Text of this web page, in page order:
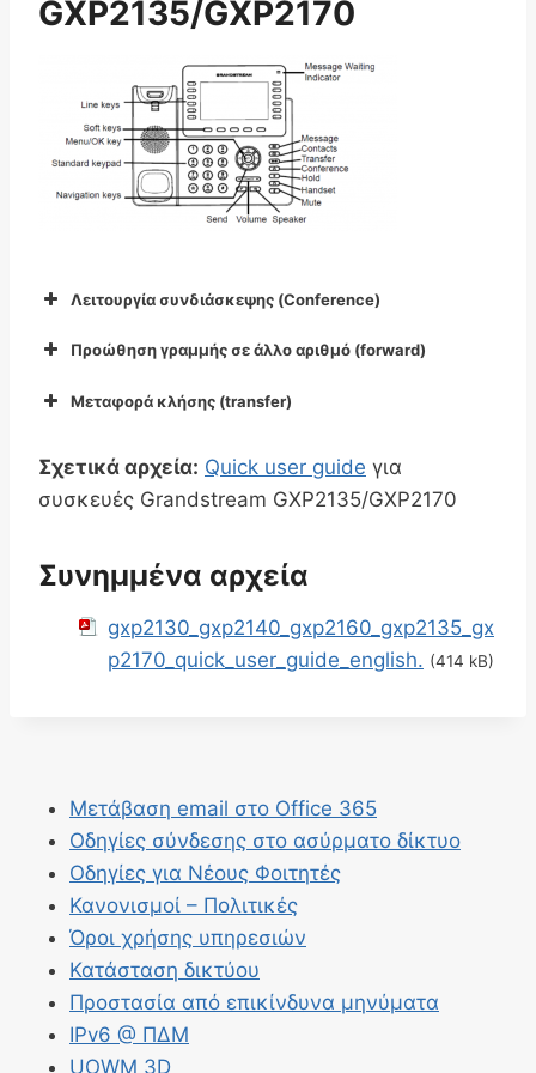
9050
9051
9060
9061
9022
9060
9061
GXP2135/GXP2170
Λειτουργία συνδιάσκεψης (Conference)
Confrn
Endcall
Προώθηση γραμμής σε άλλο αριθμό (forward)
Μεταφορά κλήσης (transfer)
Σχετικά αρχεία: Quick user guide για
συσκευές Grandstream GXP2135/GXP2170
Συνημμένα αρχεία
gxp2130_gxp2140_gxp2160_gxp2135_gx
p2170_quick_user_guide_english. (414 kB)
Μετάβαση email στο Office 365
Οδηγίες σύνδεσης στο ασύρματο δίκτυο
Οδηγίες για Νέους Φοιτητές
Κανονισμοί – Πολιτικές
Όροι χρήσης υπηρεσιών
Κατάσταση δικτύου
Προστασία από επικίνδυνα μηνύματα
IPv6 @ ΠΔΜ
UOWM 3D